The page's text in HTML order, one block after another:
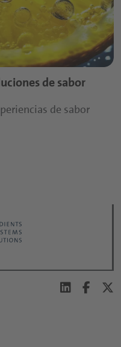
caracteres):
Enviar
de sabor
de sabor